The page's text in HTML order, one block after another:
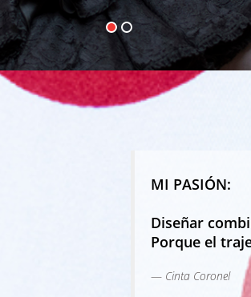
MI PASIÓN:
Diseñar
Porque el
Cinta Coronel